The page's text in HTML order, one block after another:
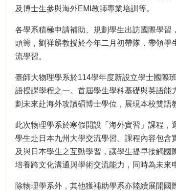
及博士生參與海外EMI教師專業培訓等。
各學系積極申請補助、規劃學生出訪國際學習
頭籌，劉祥麟教授於今年二月初帶隊，帶領學
流學習。
臺師大物理學系於114學年度新設立學士國際
語授課學程之一。首屆學生學科基礎與英語能
劃未來赴海外攻讀碩博士學位，展現本校雙語
此次物理學系於寒假開設「海外實習」課程，
學生赴日本九州大學交流學習。課程內容包含
及與日本學生之互動學習，讓學生提早接觸國
培養跨文化溝通與學術交流能力，同時為未來
除物理學系外，其他獲補助學系亦陸續展開